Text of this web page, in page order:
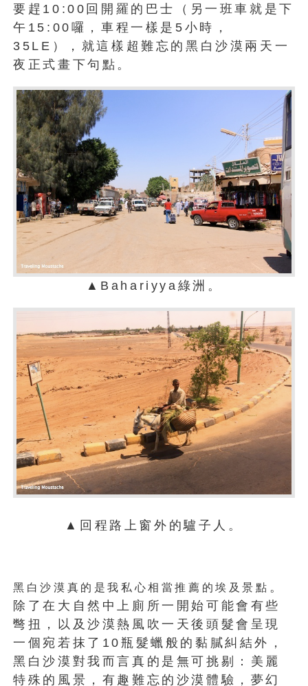
要趕10:00回開羅的巴士（另一班車就是下
午15:00囉，車程一樣是5小時，
35LE），就這樣超難忘的黑白沙漠兩天一
夜正式畫下句點。
▲Bahariyya綠洲。
▲回程路上窗外的驢子人。
黑白沙漠真的是我私心相當推薦的埃及景點 。
除了在大自然中上廁所一開始可能會有些
彆扭，以及沙漠熱風吹一天後頭髮會呈現
一個宛若抹了10瓶髮蠟般的黏膩糾結外，
黑白沙漠對我而言真的是無可挑剔：美麗
特殊的風景，有趣難忘的沙漠體驗，夢幻